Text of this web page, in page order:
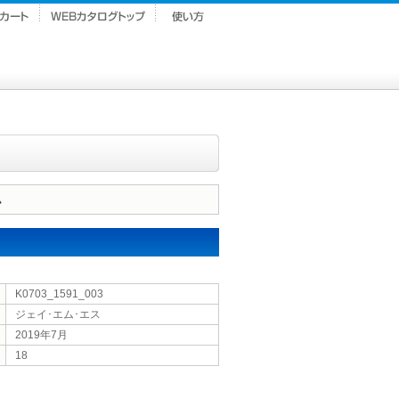
K0703_1591_003
ジェイ･エム･エス
2019年7月
18